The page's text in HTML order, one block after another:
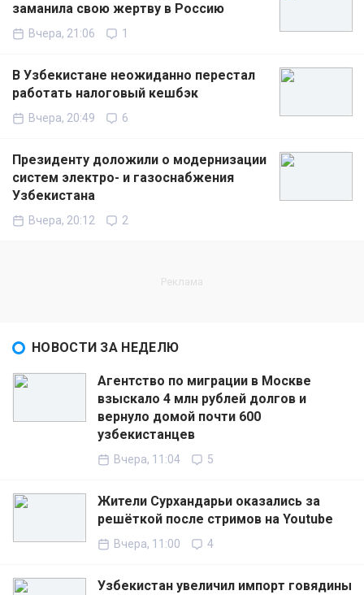
заманила свою жертву в Россию
Вчера, 21:06 1
В Узбекистане неожиданно перестал
работать налоговый кешбэк
Вчера, 20:49 6
Президенту доложили о модернизации
систем электро- и газоснабжения
Узбекистана
Вчера, 20:12 2
НОВОСТИ ЗА НЕДЕЛЮ
Агентство по миграции в Москве
взыскало 4 млн рублей долгов и
вернуло домой почти 600
узбекистанцев
Вчера, 11:04 5
Жители Сурхандарьи оказались за
решёткой после стримов на Youtube
Вчера, 11:00 4
Узбекистан увеличил импорт говядины